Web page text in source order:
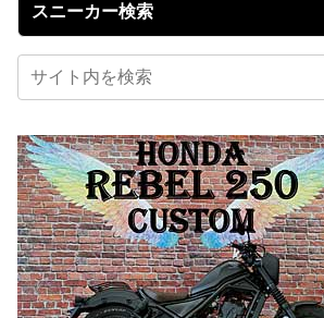
スニーカー検索